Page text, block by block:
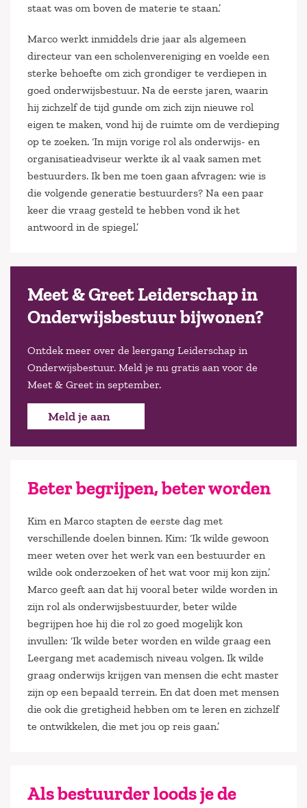
staat was om boven de materie te staan.’
Marco werkt inmiddels drie jaar als algemeen
directeur van een scholenvereniging en voelde een
sterke behoefte om zich grondiger te verdiepen in
goed onderwijsbestuur. Na de eerste jaren, waarin
hij zichzelf de tijd gunde om zich zijn nieuwe rol
eigen te maken, vond hij de ruimte om de verdieping
op te zoeken. ‘In mijn vorige rol als onderwijs- en
organisatieadviseur werkte ik al vaak samen met
bestuurders. Ik ben me toen gaan afvragen: wie is
die volgende generatie bestuurders? Na een paar
keer die vraag gesteld te hebben vond ik het
antwoord in de spiegel.’
Meet & Greet Leiderschap in
Onderwijsbestuur bijwonen?
Ontdek meer over de leergang Leiderschap in
Onderwijsbestuur. Meld je nu gratis aan voor de
Meet & Greet in september.
Meld je aan
Beter begrijpen, beter worden
Kim en Marco stapten de eerste dag met
verschillende doelen binnen. Kim: ‘Ik wilde gewoon
meer weten over het werk van een bestuurder en
wilde ook onderzoeken of het wat voor mij kon zijn.’
Marco geeft aan dat hij vooral beter wilde worden in
zijn rol als onderwijsbestuurder, beter wilde
begrijpen hoe hij die rol zo goed mogelijk kon
invullen: ‘Ik wilde beter worden en wilde graag een
Leergang met academisch niveau volgen. Ik wilde
graag onderwijs krijgen van mensen die echt master
zijn op een bepaald terrein. En dat doen met mensen
die ook die gretigheid hebben om te leren en zichzelf
te ontwikkelen, die met jou op reis gaan.’
Als bestuurder loods je de